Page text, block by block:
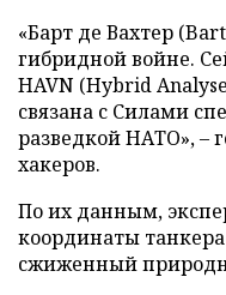
«Барт де Вахтер
гибридной войне.
HAVN (Hybrid
связана с Силами
разведкой НАТО», –
хакеров.
По их данным,
координаты
сжиженный